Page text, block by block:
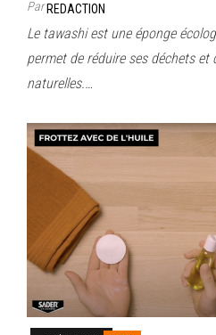
ParREDACTION
Le tawashi est une éponge
permet de réduire ses déchets et
naturelles.…